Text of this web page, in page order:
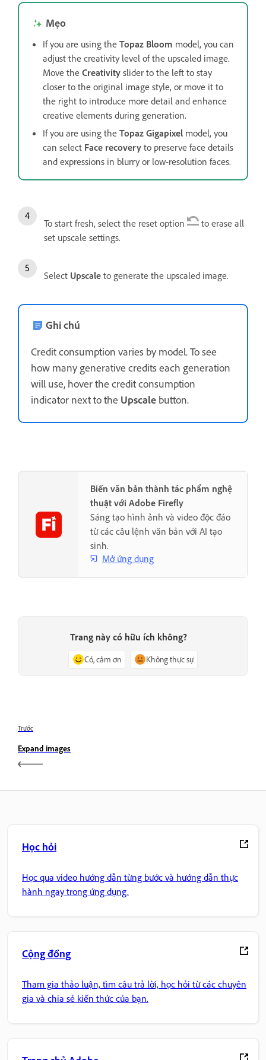
Mẹo
If you are using the Topaz Bloom model, you can
adjust the creativity level of the upscaled image.
Move the Creativity slider to the left to stay
closer to the original image style, or move it to
the right to introduce more detail and enhance
creative elements during generation.
If you are using the Topaz Gigapixel model, you
can select Face recovery to preserve face details
and expressions in blurry or low-resolution faces.
To start fresh, select the reset option
to erase all
set upscale settings.
Select Upscale to generate the upscaled image.
Ghi chú
Credit consumption varies by model. To see
how many generative credits each generation
will use, hover the credit consumption
indicator next to the Upscale button.
Biến văn bản thành tác phẩm nghệ
thuật với Adobe Firefly
Sáng tạo hình ảnh và video độc đáo
từ các câu lệnh văn bản với AI tạo
sinh.
Mở ứng dụng
Trang này có hữu ích không?
Có, cảm ơn Không thực sự
Trước
Expand images
Học hỏi
Học qua video hướng dẫn từng bước và hướng dẫn thực
hành ngay trong ứng dụng.
Cộng đồng
Tham gia thảo luận, tìm câu trả lời, học hỏi từ các chuyên
gia và chia sẻ kiến thức của bạn.